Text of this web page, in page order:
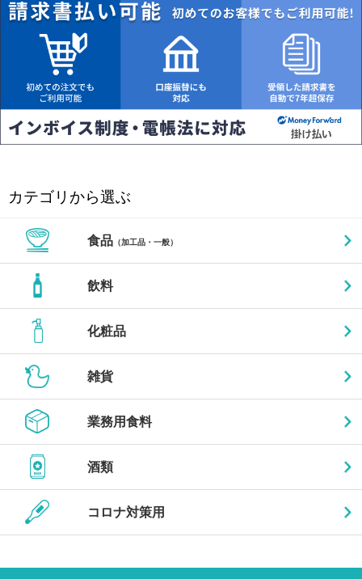
カテゴリから選ぶ
食品（加工品・一般）
飲料
化粧品
雑貨
業務用食料
酒類
コロナ対策用